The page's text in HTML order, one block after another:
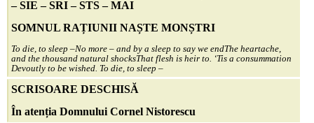
– SIE – SRI – STS – MAI
SOMNUL RAȚIUNII NAȘTE MONȘTRI
To die, to sleep –No more – and by a sleep to say we endThe heartache,
and the thousand natural shocksThat flesh is heir to. ‘Tis a consummation
Devoutly to be wished. To die, to sleep –
SCRISOARE DESCHISĂ
În atenția Domnului Cornel Nistorescu